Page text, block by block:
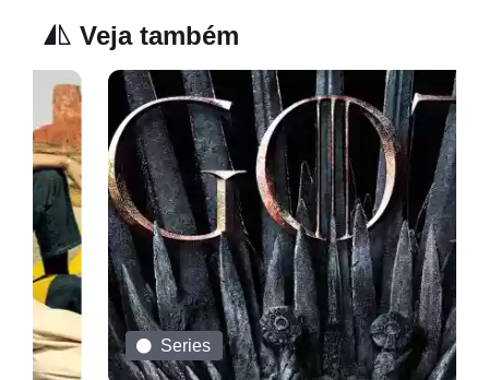
Veja também
Series